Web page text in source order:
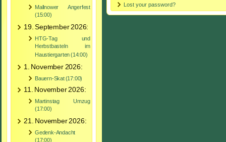
Mallnower Angerfest
(15:00)
19. September 2026:
HTG-Tag und
Herbstbasteln im
Haustiergarten (14:00)
1. November 2026:
Bauern-Skat (17:00)
11. November 2026:
Martinstag Umzug
(17:00)
21. November 2026:
Gedenk-Andacht
Lost your password?